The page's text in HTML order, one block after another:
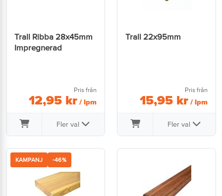
Trall Ribba 28x45mm
Impregnerad
Pris från
12,95 kr / lpm
Fler val
Trall 22x95mm
Pris från
15,95 kr / lpm
Fler val
KAMPANJ -46%